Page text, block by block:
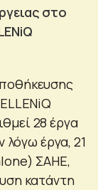
στο
28 έργα
λόγω έργα, 21
ΣΑΗΕ,
κατάντη